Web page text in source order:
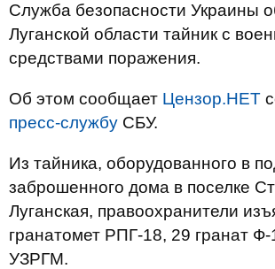
Служба безопасности Украины
Луганской области тайник с
средствами поражения.
Об этом сообщает Цензор.НЕТ
пресс-службу СБУ.
Из тайника, оборудованного в
заброшенного дома в поселке
Луганская, правоохранители
гранатомет РПГ-18, 29 гранат Ф-
УЗРГМ.